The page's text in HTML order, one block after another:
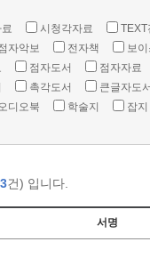
시청각자료
TEXT
자악보 전자책
보
점자도서
점자자료
촉각도서
큰글자도
디오북 학술지 잡지
건) 입니다.
서명